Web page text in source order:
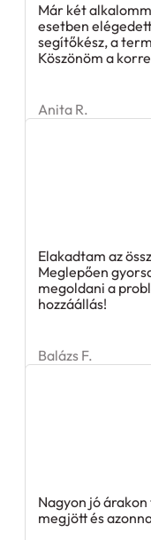
Már két
esetben
segítőkész, a
Köszönöm a
Anita R.
Elakadtam az
Meglepően
megoldani a
hozzáállás!
Balázs F.
Nagyon jó
megjött és